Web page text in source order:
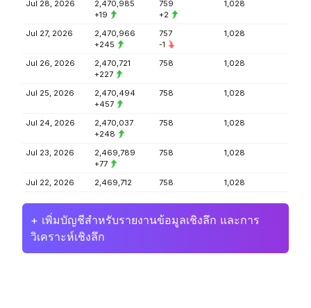
Jul 28, 2026
2,470,985
+19
759
+2
1,028
Jul 27, 2026
2,470,966
+245
757
-1
1,028
Jul 26, 2026
2,470,721
+227
758 1,028
Jul 25, 2026
2,470,494
+457
758 1,028
Jul 24, 2026
2,470,037
+248
758 1,028
Jul 23, 2026
2,469,789
+77
758 1,028
Jul 22, 2026 2,469,712 758 1,028
+ เพิ่มบัญชีสำหรับรายงานข้อมูลเชิงลึก และการ
วิเคราะห์เชิงลึก